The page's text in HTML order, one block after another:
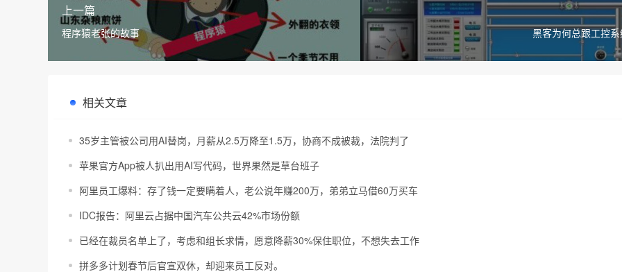
上一篇
程序猿老张的故事 黑客为何总跟工控
相关文章
35岁主管被公司用AI替岗，月薪从2.5万降至1.5万，协商不成被裁，法院判了
苹果官方App被人扒出用AI写代码，世界果然是草台班子
阿里员工爆料：存了钱一定要瞒着人，老公说年赚200万，弟弟立马借60万买车
IDC报告：阿里云占据中国汽车公共云42%市场份额
已经在裁员名单上了，考虑和组长求情，愿意降薪30%保住职位，不想失去工作
拼多多计划春节后官宣双休，却迎来员工反对。